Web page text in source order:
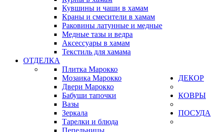
Кувшины и чаши в хамам
Краны и смесители в хамам
Раковины латунные и медные
Медные тазы и ведра
Аксессуары в хамам
Текстиль для хамама
ОТДЕЛКА
Плитка Марокко
Мозаика Марокко
Двери Марокко
ДЕКОР
Бабуши тапочки
Вазы
Зеркала
Тарелки и блюда
Пепельницы
КОВРЫ
ПОСУДА